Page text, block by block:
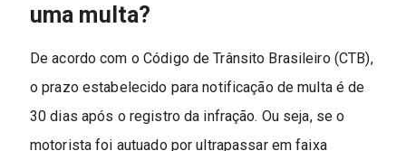
uma multa?
De acordo com o Código de Trânsito Brasileiro (CTB),
o prazo estabelecido para notificação de multa é de
30 dias após o registro da infração. Ou seja, se o
motorista foi autuado por ultrapassar em faixa